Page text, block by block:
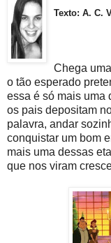
Texto: A. C.
Chega
o tão esperado
essa é só mais uma
os pais depositam
palavra, andar
conquistar um bom
mais uma dessas
que nos viram